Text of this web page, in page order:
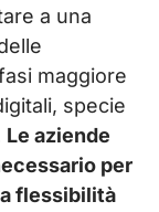
a una
maggiore
specie
Le aziende
per
flessibilità